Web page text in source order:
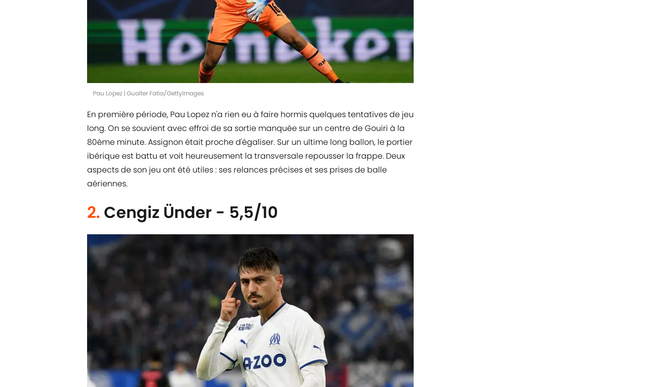
Pau Lopez | Gualter Fatia/GettyImages
En première période, Pau Lopez n'a rien eu à faire hormis quelques tentatives de jeu
long. On se souvient avec effroi de sa sortie manquée sur un centre de Gouiri à la
80ème minute. Assignon était proche d'égaliser. Sur un ultime long ballon, le portier
ibérique est battu et voit heureusement la transversale repousser la frappe. Deux
aspects de son jeu ont été utiles : ses relances précises et ses prises de balle
aériennes.
2. Cengiz Ünder - 5,5/10